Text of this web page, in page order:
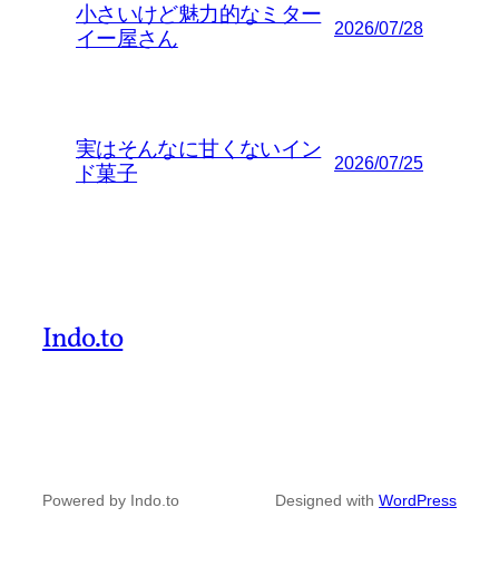
小さいけど魅力的なミター
イー屋さん
2026/07/28
実はそんなに甘くないイン
ド菓子
2026/07/25
Indo.to
Powered by Indo.to Designed with WordPress